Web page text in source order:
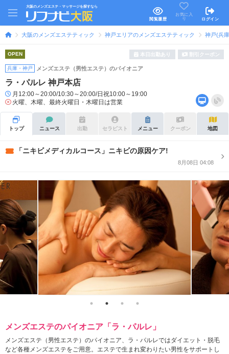
大阪のメンズエステ・マッサージを探すなら
閲覧履歴
お気に入
り
ログイン
大阪のメンズエステティック 神戸エリアのメンズエステティック 神戸(兵
OPEN 本日出勤あり 割引クーポン
兵庫・神戸 メンズエステ（男性エステ）のパイオニア
ラ・パルレ 神戸本店
月12:00～20:00/10:30～20:00/日祝10:00～19:00
火曜、木曜、最終火曜日・木曜日は営業
トップ ニュース 出勤 セラピスト メニュー クーポン 地図
「ニキビメディカルコース」ニキビの原因ケア!
8月08日 04:08
メンズエステのパイオニア「ラ・パルレ」
メンズエステ（男性エステ）のパイオニア、ラ・パルレではダイエット・脱毛
など各種メンズエステをご用意。エステで生まれ変わりたい男性をサポートし